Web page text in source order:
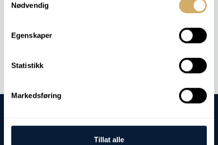
Nødvendig
Egenskaper
Statistikk
Markedsføring
Tillat alle
Conteo de partículas